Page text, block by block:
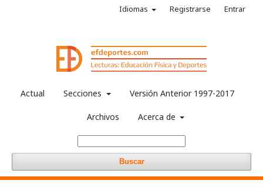
Actual Secciones Versión Anterior 1997-2017
Archivos Acerca de
Buscar
Idiomas Registrarse Entrar